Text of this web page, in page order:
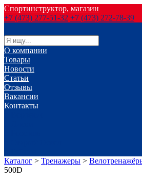
Спортинструктор, магазин
+7 (473) 277-51-32 +7 (473) 272-78-39
О компании
Товары
Новости
Статьи
Отзывы
Вакансии
Контакты
Каталог > Тренажеры >
500D